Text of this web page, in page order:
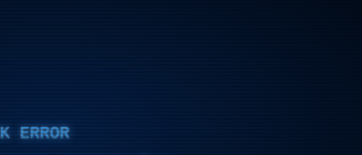
ERROR